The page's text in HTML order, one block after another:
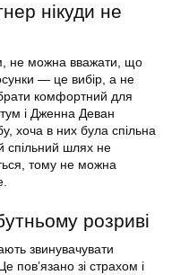
нікуди не
не можна вважати, що
— це вибір, а не
комфортний для
і Дженна Деван
хоча в них була спільна
спільний шлях не
тому не можна
розриві
звинувачувати
пов’язано зі страхом і